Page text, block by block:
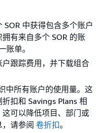
SOR 中获得包含多个账户
有来自多个 SOR 的账
账单。
跟踪费用，并下载组合
中所有账户的使用量。这
扣和 Savings Plans 相
可以降低项目、部门或
请参阅 卷折扣。